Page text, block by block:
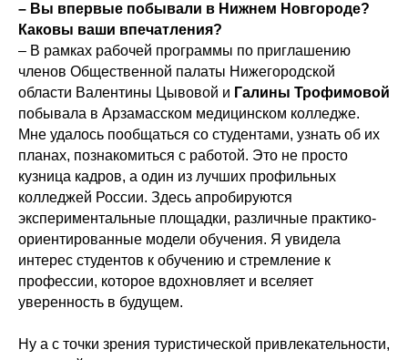
– Вы впервые побывали в Нижнем Новгороде?
Каковы ваши впечатления?
– В рамках рабочей программы по приглашению
членов Общественной палаты Нижегородской
области Валентины Цывовой и Галины Трофимовой
побывала в Арзамасском медицинском колледже.
Мне удалось пообщаться со студентами, узнать об их
планах, познакомиться с работой. Это не просто
кузница кадров, а один из лучших профильных
колледжей России. Здесь апробируются
экспериментальные площадки, различные практико-
ориентированные модели обучения. Я увидела
интерес студентов к обучению и стремление к
профессии, которое вдохновляет и вселяет
уверенность в будущем.
Ну а с точки зрения туристической привлекательности,